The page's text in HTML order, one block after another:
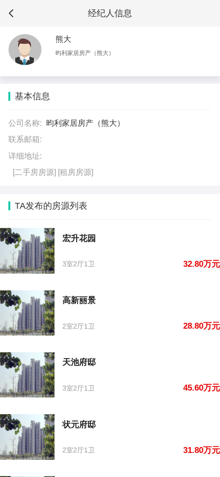
经纪人信息
熊大
昀利家居房产（熊大）
基本信息
公司名称:
昀利家居房产（熊大）
联系邮箱:
详细地址:
[二手房房源] [租房房源]
TA发布的房源列表
宏升花园
3室2厅1卫 32.80万元
高新丽景
2室2厅1卫 28.80万元
天池府邸
3室2厅1卫 45.60万元
状元府邸
2室2厅1卫 31.80万元